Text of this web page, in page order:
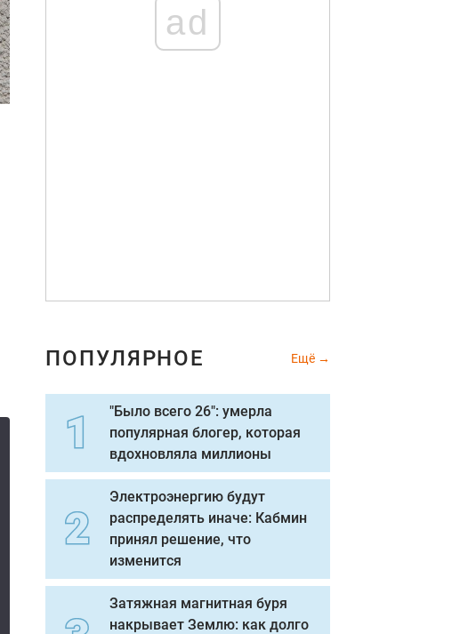
ad
ПОПУЛЯРНОЕ Ещё
"Было всего 26": умерла
популярная блогер, которая
вдохновляла миллионы
Электроэнергию будут
распределять иначе: Кабмин
принял решение, что
изменится
Затяжная магнитная буря
накрывает Землю: как долго